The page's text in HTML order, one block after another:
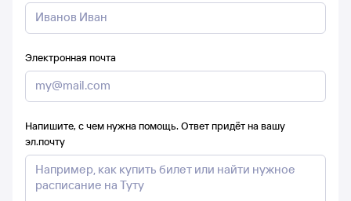
Электронная почта
Напишите, с чем нужна помощь. Ответ придёт на вашу
эл.почту